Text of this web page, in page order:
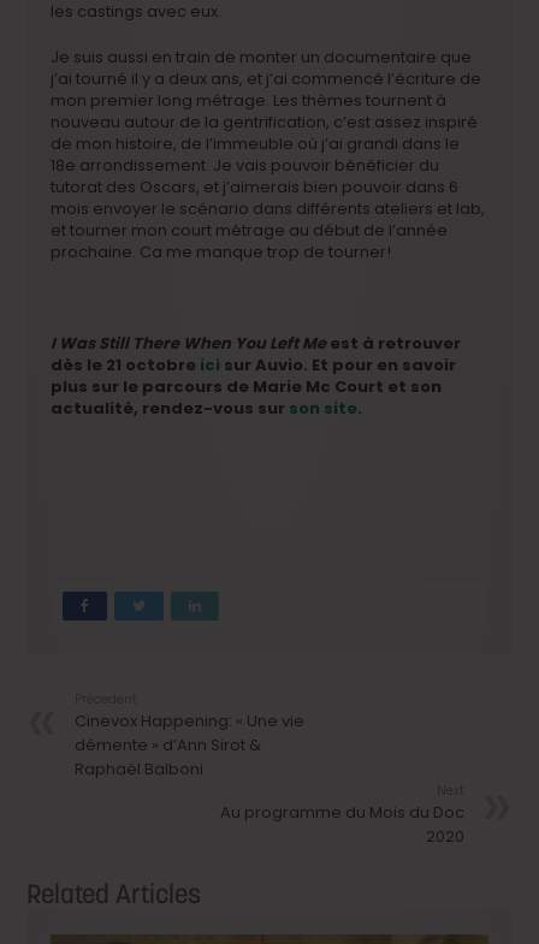
les castings avec eux.
Je suis aussi en train de monter un documentaire que
j’ai tourné il y a deux ans, et j’ai commencé l’écriture de
mon premier long métrage. Les thèmes tournent à
nouveau autour de la gentrification, c’est assez inspiré
de mon histoire, de l’immeuble où j’ai grandi dans le
18e arrondissement. Je vais pouvoir bénéficier du
tutorat des Oscars, et j’aimerais bien pouvoir dans 6
mois envoyer le scénario dans différents ateliers et lab,
et tourner mon court métrage au début de l’année
prochaine. Ca me manque trop de tourner!
I Was Still There When You Left Meest à retrouver
dès le 21 octobre ici sur Auvio. Et pour en savoir
plus sur le parcours de Marie Mc Court et son
actualité, rendez-vous sur son site.
Cinevox Happening: « Une vie
démente » d’Ann Sirot &
Raphaël Balboni
Au programme du Mois du Doc
2020
Related Articles